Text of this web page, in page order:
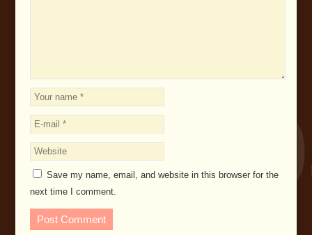
Save my name, email, and website in this browser for the
next time I comment.